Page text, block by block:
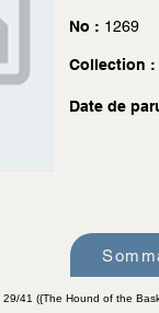
No : 1269
Collection :
Date de
41 ({The Hound of the